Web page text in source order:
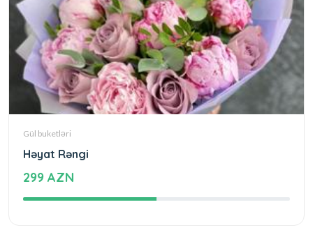
Gül buketləri
Həyat Rəngi
299 AZN